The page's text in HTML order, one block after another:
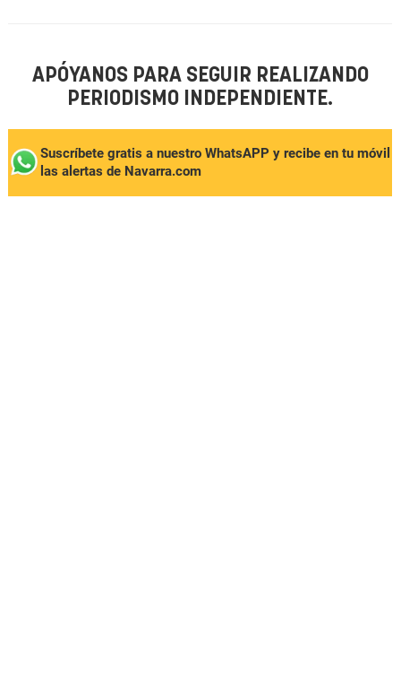
APÓYANOS PARA SEGUIR REALIZANDO
PERIODISMO INDEPENDIENTE.
Suscríbete gratis a nuestro WhatsAPP y recibe en tu móvil
las alertas de Navarra.com